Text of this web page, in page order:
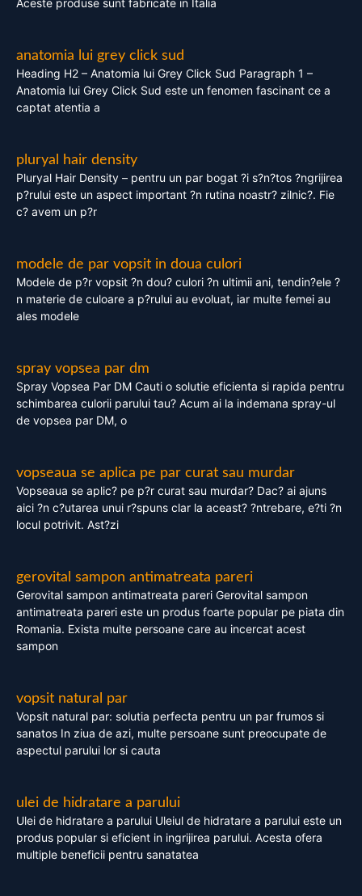
Aceste produse sunt fabricate in Italia
anatomia lui grey click sud
Heading H2 – Anatomia lui Grey Click Sud Paragraph 1 –
Anatomia lui Grey Click Sud este un fenomen fascinant ce a
captat atentia a
pluryal hair density
Pluryal Hair Density – pentru un par bogat ?i s?n?tos ?ngrijirea
p?rului este un aspect important ?n rutina noastr? zilnic?. Fie
c? avem un p?r
modele de par vopsit in doua culori
Modele de p?r vopsit ?n dou? culori ?n ultimii ani, tendin?ele ?
n materie de culoare a p?rului au evoluat, iar multe femei au
ales modele
spray vopsea par dm
Spray Vopsea Par DM Cauti o solutie eficienta si rapida pentru
schimbarea culorii parului tau? Acum ai la indemana spray-ul
de vopsea par DM, o
vopseaua se aplica pe par curat sau murdar
Vopseaua se aplic? pe p?r curat sau murdar? Dac? ai ajuns
aici ?n c?utarea unui r?spuns clar la aceast? ?ntrebare, e?ti ?n
locul potrivit. Ast?zi
gerovital sampon antimatreata pareri
Gerovital sampon antimatreata pareri Gerovital sampon
antimatreata pareri este un produs foarte popular pe piata din
Romania. Exista multe persoane care au incercat acest
sampon
vopsit natural par
Vopsit natural par: solutia perfecta pentru un par frumos si
sanatos In ziua de azi, multe persoane sunt preocupate de
aspectul parului lor si cauta
ulei de hidratare a parului
Ulei de hidratare a parului Uleiul de hidratare a parului este un
produs popular si eficient in ingrijirea parului. Acesta ofera
multiple beneficii pentru sanatatea